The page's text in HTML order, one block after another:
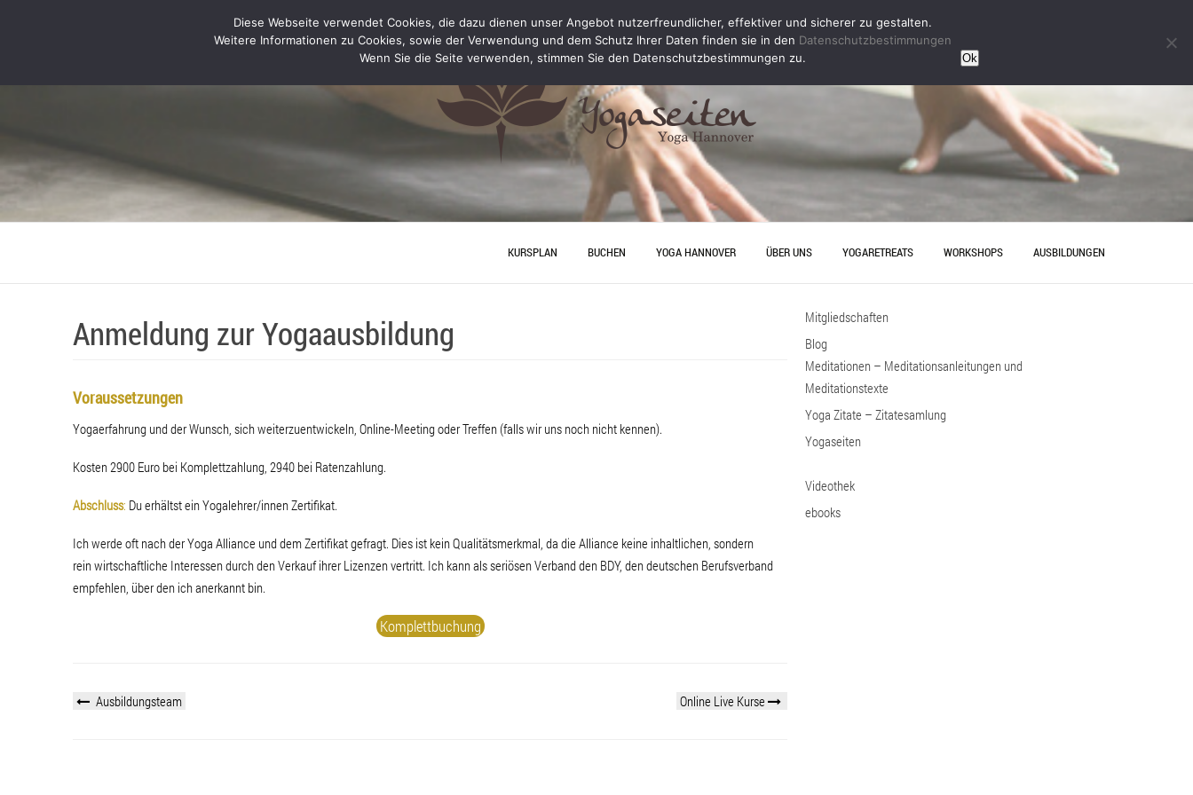
KURSPLAN BUCHEN YOGA HANNOVER ÜBER UNS
JUNGGESELLENABSCHIED IN
HANNOVER – ENTSPANNUNG MIT
KONTAKT
YOGARETREATS WORKSHOPS AUSBILDUNGEN
Anmeldung zur Yogaausbildung
Voraussetzungen
Yogaerfahrung und der Wunsch, sich weiterzuentwickeln, Online-Meeting oder Treffen (falls wir uns noch nicht kennen).
Kosten 2900 Euro bei Komplettzahlung, 2940 bei Ratenzahlung.
Abschluss: Du erhältst ein Yogalehrer/innen Zertifikat.
Ich werde oft nach der Yoga Alliance und dem Zertifikat gefragt. Dies ist kein Qualitätsmerkmal, da die Alliance keine inhaltlichen, sondern
rein wirtschaftliche Interessen durch den Verkauf ihrer Lizenzen vertritt. Ich kann als seriösen Verband den BDY, den deutschen Berufsverband
empfehlen, über den ich anerkannt bin.
Komplettbuchung
Ausbildungsteam Online Live Kurse
Mitgliedschaften
Blog
Meditationen – Meditationsanleitungen und
Meditationstexte
Yoga Zitate – Zitatesamlung
Yogaseiten
Videothek
ebooks
Diese Webseite verwendet Cookies, die dazu dienen unser Angebot nutzerfreundlicher, effektiver und sicherer zu gestalten.
Weitere Informationen zu Cookies, sowie der Verwendung und dem Schutz Ihrer Daten finden sie in den Datenschutzbestimmungen
Wenn Sie die Seite verwenden, stimmen Sie den Datenschutzbestimmungen zu.
Ok